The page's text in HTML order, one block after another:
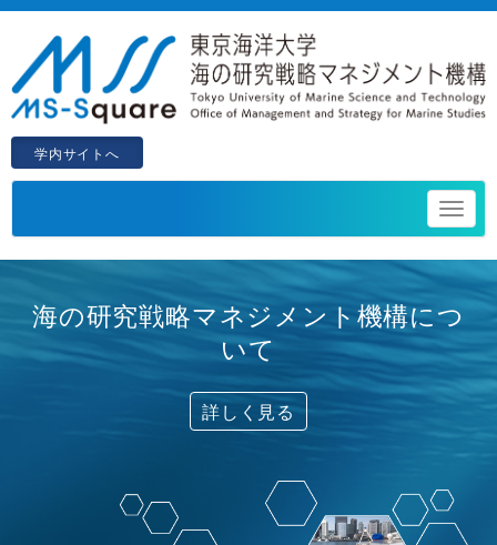
学内サイトへ
海の研究戦略マネジメント機構につ
いて
詳しく見る